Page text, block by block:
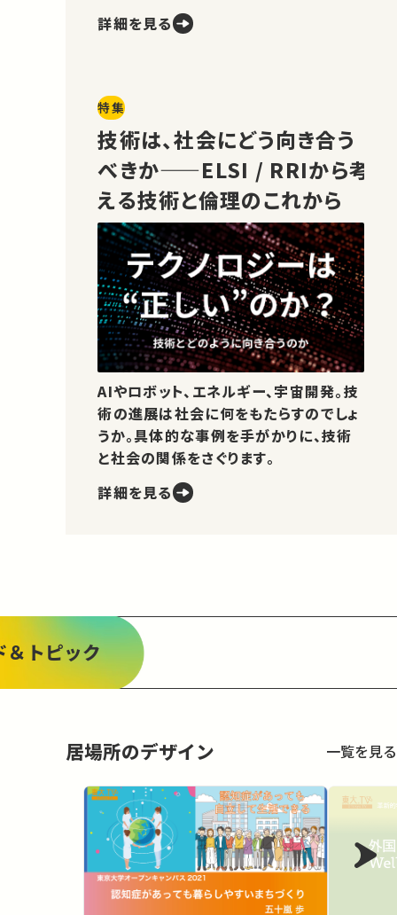
詳細を見る
特集
技術は、社会にどう向き合う
べきか——ELSI / RRIから考
える技術と倫理のこれから
AIやロボット、エネルギー、宇宙開発。技
術の進展は社会に何をもたらすのでしょ
うか。具体的な事例を手がかりに、技術
と社会の関係をさぐります。
詳細を見る
＆トピック
居場所のデザイン 一覧を見る